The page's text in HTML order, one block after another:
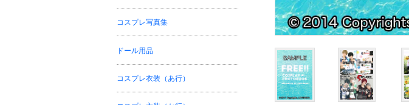
コスプレ写真集
ドール用品
コスプレ衣装（あ行）